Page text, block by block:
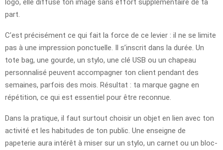
part.
C’est précisément ce qui fait la force de ce levier : il ne se limite
pas à une impression ponctuelle. Il s’inscrit dans la durée. Un
tote bag, une gourde, un stylo, une clé USB ou un chapeau
personnalisé peuvent accompagner ton client pendant des
semaines, parfois des mois. Résultat : ta marque gagne en
répétition, ce qui est essentiel pour être reconnue.
Dans la pratique, il faut surtout choisir un objet en lien avec ton
activité et les habitudes de ton public. Une enseigne de
papeterie aura intérêt à miser sur un stylo, un carnet ou un bloc-